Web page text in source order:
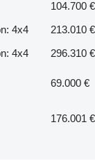
104.700 €
4x4
213.010 €
4x4
296.310 €
69.000 €
176.001 €